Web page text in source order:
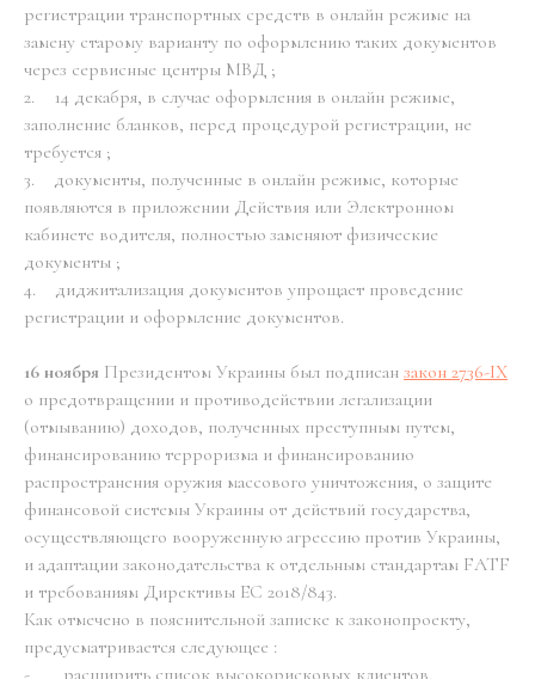
регистрации транспортных средств в онлайн режиме на
замену старому варианту по оформлению таких документов
через сервисные центры МВД ;
2. 14 декабря, в случае оформления в онлайн режиме,
заполнение бланков, перед процедурой регистрации, не
требуется ;
3. документы, полученные в онлайн режиме, которые
появляются в приложении Действия или Электронном
кабинете водителя, полностью заменяют физические
документы ;
4. диджитализация документов упрощает проведение
регистрации и оформление документов.
16 ноября Президентом Украины был подписан закон 2736-IX
о предотвращении и противодействии легализации
(отмыванию) доходов, полученных преступным путем,
финансированию терроризма и финансированию
распространения оружия массового уничтожения, о защите
финансовой системы Украины от действий государства,
осуществляющего вооруженную агрессию против Украины,
и адаптации законодательства к отдельным стандартам FATF
и требованиям Директивы ЕС 2018/843.
Как отмечено в пояснительной записке к законопроекту,
предусматривается следующее :
- расширить список высокорисковых клиентов,